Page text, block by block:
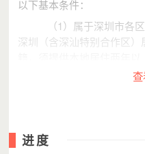
以下基本条件：
（1）属于深圳市各
深圳（含深汕特别合作区
地区的申请人，需提供当
以下的青少年；
查
进度